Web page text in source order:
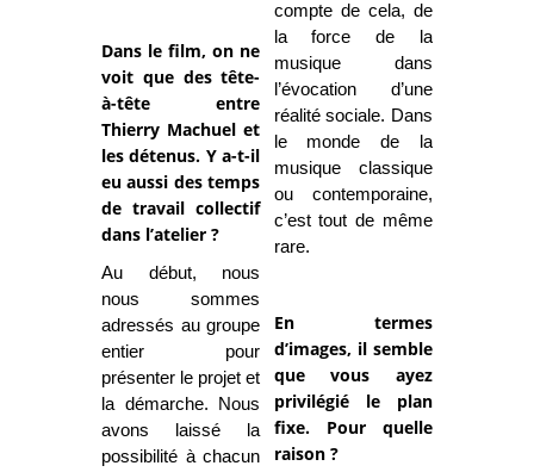
Dans le film, on ne
voit que des tête-
à-tête entre
Thierry Machuel et
les détenus. Y a-t-il
eu aussi des temps
de travail collectif
dans l’atelier ?
Au début, nous
nous sommes
adressés au groupe
entier pour
présenter le projet et
la démarche. Nous
avons laissé la
possibilité à chacun
compte de cela, de
la force de la
musique dans
l’évocation d’une
réalité sociale. Dans
le monde de la
musique classique
ou contemporaine,
c’est tout de même
rare.
En termes
d’images, il semble
que vous ayez
privilégié le plan
fixe. Pour quelle
raison ?